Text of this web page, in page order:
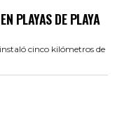
PLAYAS DE PLAYA
cinco kilómetros de